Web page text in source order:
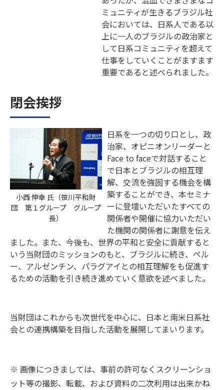
ミュニティが生きるブラジル社
会においては、日系人である以
上に一人のブラジルの政治家と
して日系コミュニティを超えて
仕事をしていくことがますます
重要であると述べられました。
閉会挨拶
小西 伸幸 氏（笹川平和財
団 第１グループ グループ
長）
日系を一つの切り口とし、政
治家、オピニオンリーダーと
Face to faceで対話すること
で日本とブラジルの相互理
解、交流を強固する機会を構
築することができ、本セミナ
ーに登壇いただいたすべての
関係者や開催に協力いただい
た機関の関係者に謝意を伝え
ました。また、今後も、世界の平和と安全に貢献すると
いう当財団のミッションのもと、ブラジルに続き、ペル
ー、アルゼンチン、パラグアイとの相互理解をも促進す
るための活動を引き続き進めていく意欲を述べました。
当財団はこれからも次世代を中心に、日本と南米日系社
会との連携構築を目指した活動を展開してまいります。
※ 画像につきましては、事前の許可なくスクリーンショ
ット等の撮影、転載、および資料の二次利用は出来かね